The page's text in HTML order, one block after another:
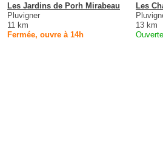
Les Jardins de Porh Mirabeau
Pluvigner
11 km
Fermée, ouvre à 14h
Les
13 km